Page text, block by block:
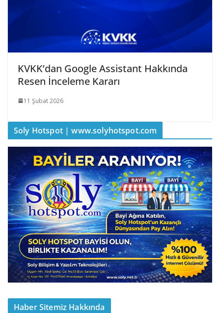
KVKK’dan Google Assistant Hakkında
Resen İnceleme Kararı
11 Şubat 2026
Soly Hotspot | www.solyhotspot.com
Haber Sitemiz Hakkında